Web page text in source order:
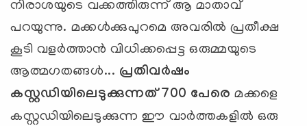
നിരാശയുടെ വക്കത്തിരുന്ന് ആ മാതാവ്
പറയുന്നു. മക്കള്‍ക്കുപുറമെ അവരില്‍ പ്രതീക്ഷ
കൂടി വളര്‍ത്താന്‍ വിധിക്കപ്പെട്ട ഒരുമ്മയുടെ
ആത്മഗതങ്ങള്‍... പ്രതിവര്‍ഷം
കസ്റ്റഡിയിലെടുക്കുന്നത് 700 പേരെ മക്കളെ
കസ്റ്റഡിയിലെടുക്കുന്ന ഈ വാര്‍ത്തകളില്‍ ഒരു